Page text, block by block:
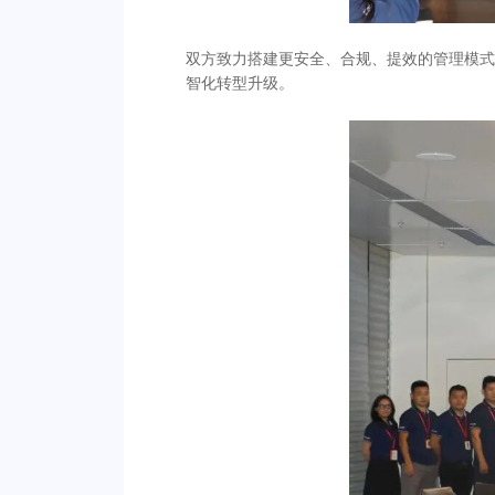
双方致力搭建更安全、合规、提效的管理模
智化转型升级。